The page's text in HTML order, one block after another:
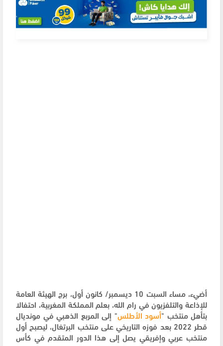
أضيء، مساء السبت 10 ديسمبر/ كانون أول، برج الهيئة العامة
للإذاعة والتلفزيون في رام الله، بعلم المملكة المغربية، احتفالا
بتأهل منتخب "أسود الأطلس" إلى المربع الذهبي في مونديال
قطر 2022 بعد فوزه التاريخي على منتخب البرتغال، ليصبح أول
منتخب عربي وإفريقي يصل إلى هذا الدور المتقدم في كأس